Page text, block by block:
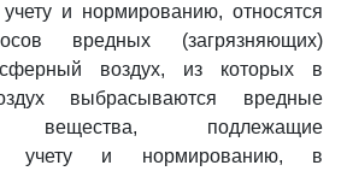
учету и нормированию, относятся
вредных (загрязняющих)
воздух, из которых в
выбрасываются вредные
вещества, подлежащие
учету и нормированию, в